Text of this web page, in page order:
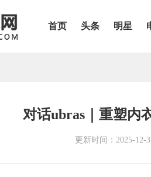
首页 头条 明星
对话ubras｜重塑内
更新时间：2025-12-